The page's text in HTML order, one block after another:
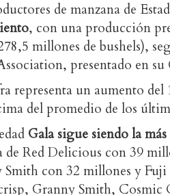
de manzana de
, con una producción
millones de bushels),
presentado en
representa un aumento
del promedio de los
Gala sigue siendo la
de Red Delicious con 39
Smith con 32 millones y
Granny Smith, Cosmic